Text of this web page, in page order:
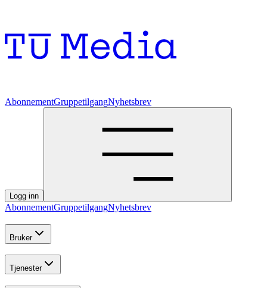
AbonnementGruppetilgangNyhetsbrev
Logg inn
AbonnementGruppetilgangNyhetsbrev
Bruker
Tjenester